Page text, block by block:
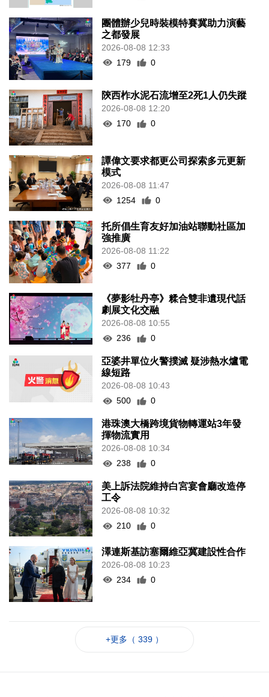
團體辦少兒時裝模特賽冀助力演藝
之都發展
2026-08-08 12:33
179
0
陝西柞水泥石流增至2死1人仍失蹤
2026-08-08 12:20
170
0
譚偉文要求都更公司探索多元更新
模式
2026-08-08 11:47
1254
0
托所倡生育友好加油站聯動社區加
強推廣
2026-08-08 11:22
377
0
《夢影牡丹亭》糅合雙非遺現代話
劇展文化交融
2026-08-08 10:55
236
0
亞婆井單位火警撲滅 疑涉熱水爐電
線短路
2026-08-08 10:43
500
0
港珠澳大橋跨境貨物轉運站3年發
揮物流實用
2026-08-08 10:34
238
0
美上訴法院維持白宮宴會廳改造停
工令
2026-08-08 10:32
210
0
澤連斯基訪塞爾維亞冀建設性合作
2026-08-08 10:23
234
0
+更多（ 339 ）